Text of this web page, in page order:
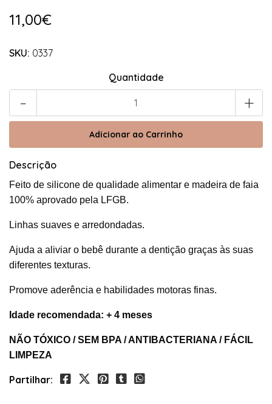
11,00€
SKU: 0337
Quantidade
- +
Descrição
Feito de silicone de qualidade alimentar e madeira de faia
100% aprovado pela LFGB.
Linhas suaves e arredondadas.
Ajuda a aliviar o bebê durante a dentição graças às suas
diferentes texturas.
Promove aderência e habilidades motoras finas.
Idade recomendada: + 4 meses
NÃO TÓXICO / SEM BPA / ANTIBACTERIANA / FÁCIL
LIMPEZA
Partilhar: